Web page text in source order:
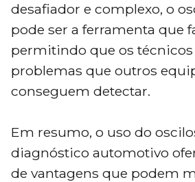
desafiador e complexo, o
pode ser a ferramenta que
permitindo que os
problemas que outros
conseguem detectar.
Em resumo, o uso do
diagnóstico automotivo
de vantagens que podem